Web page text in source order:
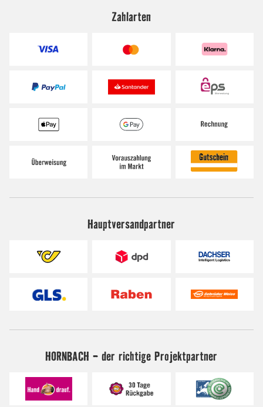
Zahlarten
Hauptversandpartner
HORNBACH - der richtige Projektpartner